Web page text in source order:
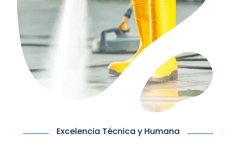
Excelencia Técnica y Humana